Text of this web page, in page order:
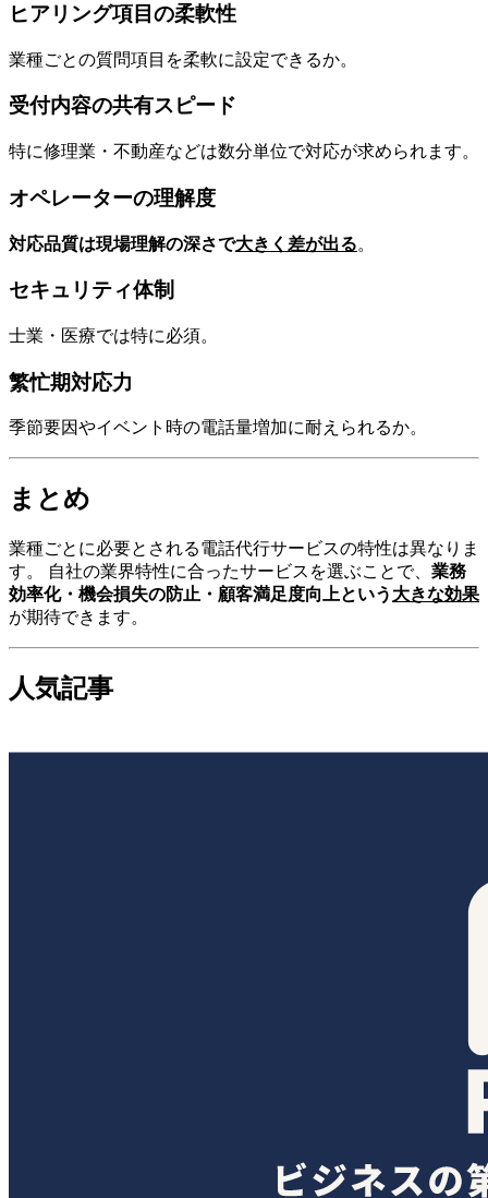
ヒアリング項目の柔軟性
業種ごとの質問項目を柔軟に設定できるか。
受付内容の共有スピード
特に修理業・不動産などは数分単位で対応が求められます。
オペレーターの理解度
対応品質は現場理解の深さで大きく差が出る。
セキュリティ体制
士業・医療では特に必須。
繁忙期対応力
季節要因やイベント時の電話量増加に耐えられるか。
まとめ
業種ごとに必要とされる電話代行サービスの特性は異なりま
す。 自社の業界特性に合ったサービスを選ぶことで、 業務
効率化・機会損失の防止・顧客満足度向上という 大きな効果
が期待できます。
人気記事